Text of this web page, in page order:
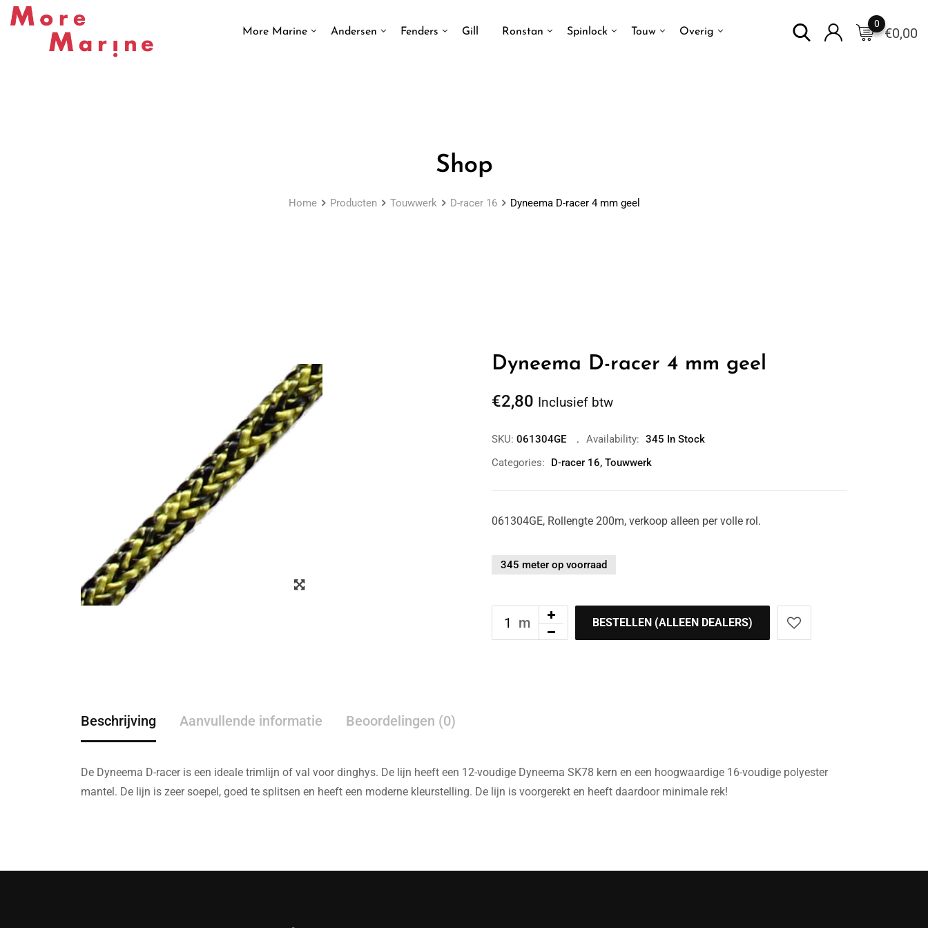
Skip
More Marine Andersen Fenders Gill Ronstan Spinlock Touw Overig €0,00
0
Shop
Home Producten Touwwerk D-racer 16 Dyneema D-racer 4 mm geel
Zoom
Dyneema D-racer 4 mm geel
€2,80 Inclusief btw
SKU: 061304GE Availability: 345 In Stock
Categories:
D-racer 16, Touwwerk
061304GE, Rollengte 200m, verkoop alleen per volle rol.
345 meter op voorraad
BESTELLEN (ALLEEN DEALERS)
Beschrijving Aanvullende informatie Beoordelingen (0)
De Dyneema D-racer is een ideale trimlijn of val voor dinghys. De lijn heeft een 12-voudige Dyneema SK78 kern en een hoogwaardige 16-voudige polyester
mantel. De lijn is zeer soepel, goed te splitsen en heeft een moderne kleurstelling. De lijn is voorgerekt en heeft daardoor minimale rek!